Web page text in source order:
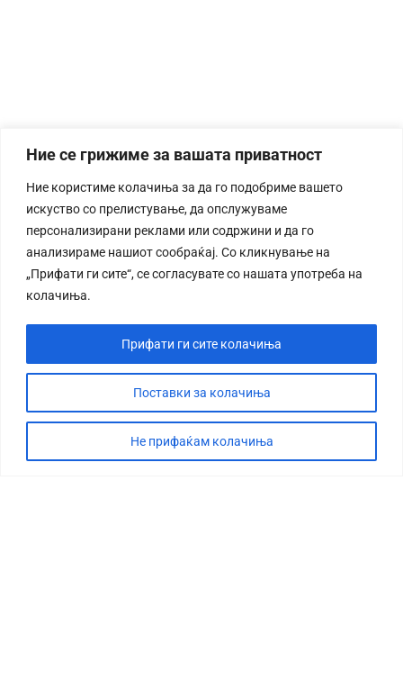
Ние се грижиме за вашата приватност
Ние користиме колачиња за да го подобриме вашето
искуство со прелистување, да опслужуваме
персонализирани реклами или содржини и да го
анализираме нашиот сообраќај. Со кликнување на
„Прифати ги сите“, се согласувате со нашата употреба на
колачиња.
Поставки за колачиња
Не прифаќам колачиња
Прифати ги сите колачиња